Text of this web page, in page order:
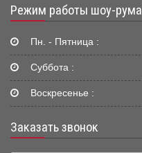
Режим работы шоу-рума
Пн. - Пятница :
Суббота :
Воскресенье :
Заказать звонок